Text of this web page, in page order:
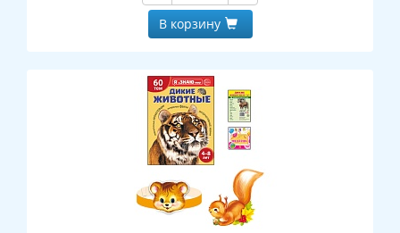
В корзину